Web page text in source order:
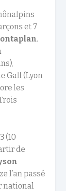
et 7
.
Gall (Lyon
les
(10
de
l’an passé
national